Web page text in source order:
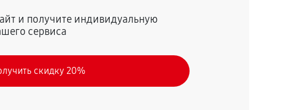
Заказать
и получите индивидуальную
сервиса
скидку 20%